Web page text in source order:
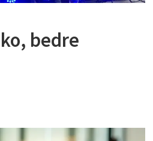
bedre